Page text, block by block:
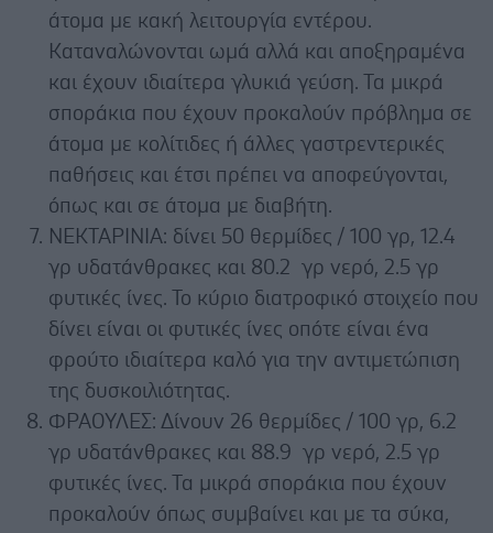
άτομα με κακή λειτουργία εντέρου.
Καταναλώνονται ωμά αλλά και αποξηραμένα
και έχουν ιδιαίτερα γλυκιά γεύση. Τα μικρά
σποράκια που έχουν προκαλούν πρόβλημα σε
άτομα με κολίτιδες ή άλλες γαστρεντερικές
παθήσεις και έτσι πρέπει να αποφεύγονται,
όπως και σε άτομα με διαβήτη.
ΝΕΚΤΑΡΙΝΙΑ: δίνει 50 θερμίδες / 100 γρ, 12.4
γρ υδατάνθρακες και 80.2 γρ νερό, 2.5 γρ
φυτικές ίνες. Το κύριο διατροφικό στοιχείο που
δίνει είναι οι φυτικές ίνες οπότε είναι ένα
φρούτο ιδιαίτερα καλό για την αντιμετώπιση
της δυσκοιλιότητας.
ΦΡΑΟΥΛΕΣ: Δίνουν 26 θερμίδες / 100 γρ, 6.2
γρ υδατάνθρακες και 88.9 γρ νερό, 2.5 γρ
φυτικές ίνες. Τα μικρά σποράκια που έχουν
προκαλούν όπως συμβαίνει και με τα σύκα,